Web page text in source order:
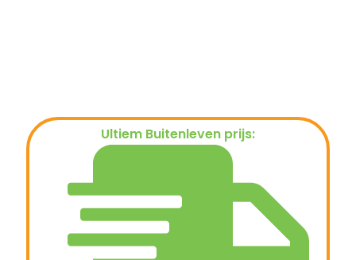
Ultiem Buitenleven prijs: